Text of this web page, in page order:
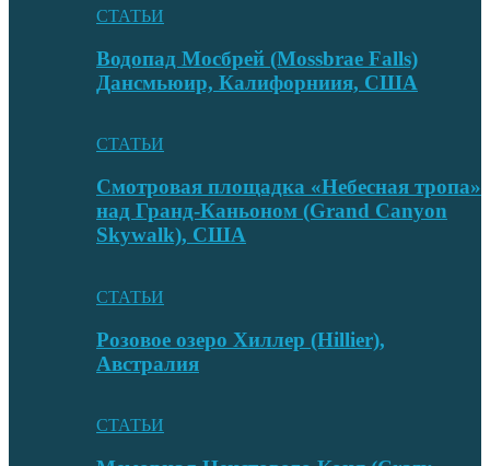
СТАТЬИ
Водопад Мосбрей (Mossbrae Falls)
Дансмьюир, Калифорниия, США
СТАТЬИ
Смотровая площадка «Небесная тропа»
над Гранд-Каньоном (Grand Canyon
Skywalk), США
СТАТЬИ
Розовое озеро Хиллер (Hillier),
Австралия
СТАТЬИ